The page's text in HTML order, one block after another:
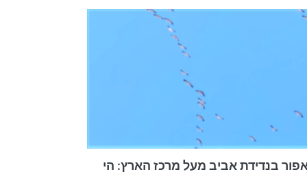
בנדידת אביב מעל מרכז הארץ: הי